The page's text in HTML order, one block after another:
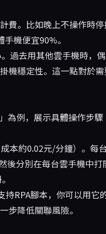
費。比如晚上不操作時
機便宜90%。
過去用其他雲手機時，
機穩定性。這一點對於
例，展示具體操作步驟
本約0.02元/分鐘）。每
後分別在每台雲手機中
RPA腳本，你可以用它
步降低關聯風險。